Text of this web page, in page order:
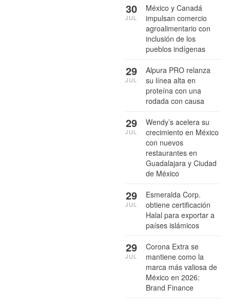
México y Canadá
impulsan comercio
agroalimentario con
inclusión de los
pueblos indígenas
30
JUL
Alpura PRO relanza
su línea alta en
proteína con una
rodada con causa
29
JUL
Wendy’s acelera su
crecimiento en México
con nuevos
restaurantes en
Guadalajara y Ciudad
de México
29
JUL
Esmeralda Corp.
obtiene certificación
Halal para exportar a
países islámicos
29
JUL
Corona Extra se
mantiene como la
marca más valiosa de
México en 2026:
Brand Finance
29
JUL